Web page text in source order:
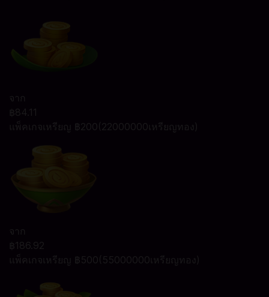
จาก
฿84.11
แพ็คเกจเหรียญ ฿200(22000000เหรียญทอง)
จาก
฿186.92
แพ็คเกจเหรียญ ฿500(55000000เหรียญทอง)